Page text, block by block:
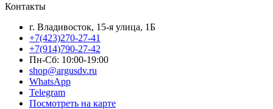
Контакты
г. Владивосток, 15-я улица, 1Б
+7(423)270-27-41
+7(914)790-27-42
Пн-Сб: 10:00-19:00
shop@argusdv.ru
WhatsApp
Telegram
Посмотреть на карте